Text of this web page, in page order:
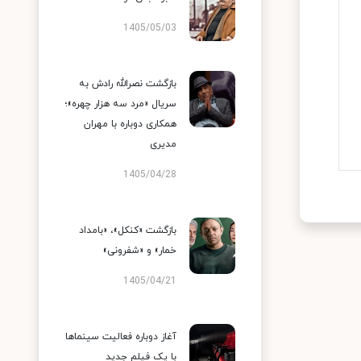
1405/05/03
بازگشت نصرالله رادش به
سریال «مرد سه هزار چهره»؛
همکاری دوباره با مهران
مدیری
1405/04/28
بازگشت «کنکل»، «بامداد
خمار» و «شفرونی»
1405/04/21
آغاز دوباره فعالیت سینماها
با یک فیلم جدید